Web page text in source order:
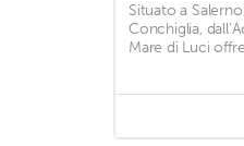
Situato a
Conchiglia,
Mare di Luci